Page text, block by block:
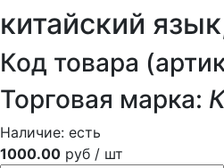
китайский
Код товара
Торговая марка:
Наличие: есть
1000.00 руб / шт